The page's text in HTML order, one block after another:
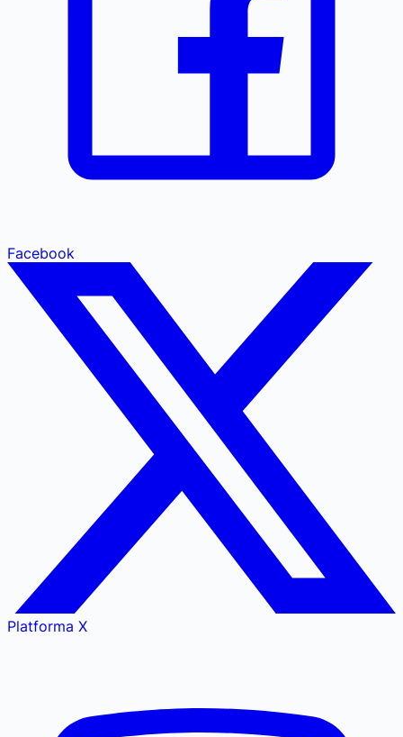
Facebook
Platforma X